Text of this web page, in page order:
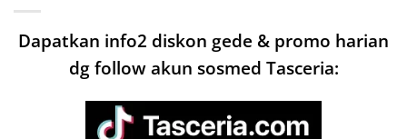
Dapatkan info2 diskon gede & promo harian
dg follow akun sosmed Tasceria: